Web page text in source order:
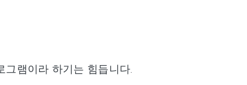
램이라 하기는 힘듭니다.